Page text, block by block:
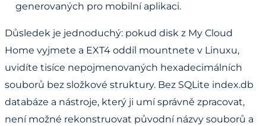
generovaných pro mobilní aplikaci.
Důsledek je jednoduchý: pokud disk z My Cloud
Home vyjmete a EXT4 oddíl mountnete v Linuxu,
uvidíte tisíce nepojmenovaných hexadecimálních
souborů bez složkové struktury. Bez SQLite index.db
databáze a nástroje, který ji umí správně zpracovat,
není možné rekonstruovat původní názvy souborů a